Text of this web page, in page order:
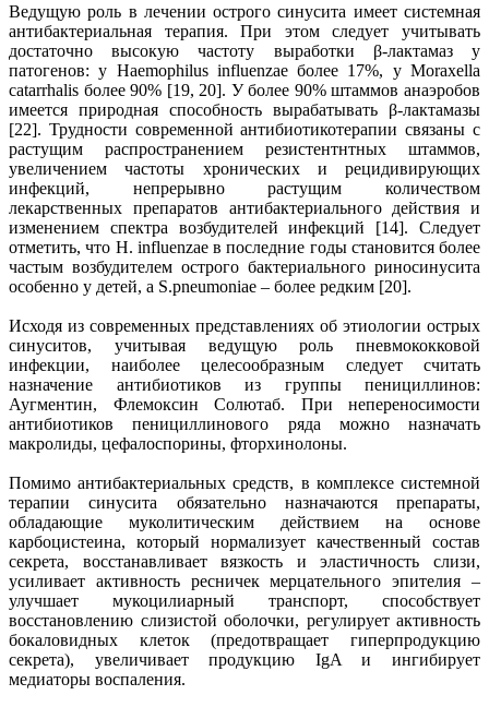
Ведущую роль в лечении острого синусита имеет системная
антибактериальная терапия. При этом следует учитывать
достаточно высокую частоту выработки β-лактамаз у
патогенов: у Haemophilus influenzae более 17%, у Moraxella
catarrhalis более 90% [19, 20]. У более 90% штаммов анаэробов
имеется природная способность вырабатывать β-лактамазы
[22]. Трудности современной антибиотикотерапии связаны с
растущим распространением резистентнтных штаммов,
увеличением частоты хронических и рецидивирующих
инфекций, непрерывно растущим количеством
лекарственных препаратов антибактериального действия и
изменением спектра возбудителей инфекций [14]. Следует
отметить, что H. influenzae в последние годы становится более
частым возбудителем острого бактериального риносинусита
особенно у детей, а S.pneumoniae – более редким [20].
Исходя из современных представлениях об этиологии острых
синуситов, учитывая ведущую роль пневмококковой
инфекции, наиболее целесообразным следует считать
назначение антибиотиков из группы пенициллинов:
Аугментин, Флемоксин Солютаб. При непереносимости
антибиотиков пенициллинового ряда можно назначать
макролиды, цефалоспорины, фторхинолоны.
Помимо антибактериальных средств, в комплексе системной
терапии синусита обязательно назначаются препараты,
обладающие муколитическим действием на основе
карбоцистеина, который нормализует качественный состав
секрета, восстанавливает вязкость и эластичность слизи,
усиливает активность ресничек мерцательного эпителия –
улучшает мукоцилиарный транспорт, способствует
восстановлению слизистой оболочки, регулирует активность
бокаловидных клеток (предотвращает гиперпродукцию
секрета), увеличивает продукцию IgA и ингибирует
медиаторы воспаления.